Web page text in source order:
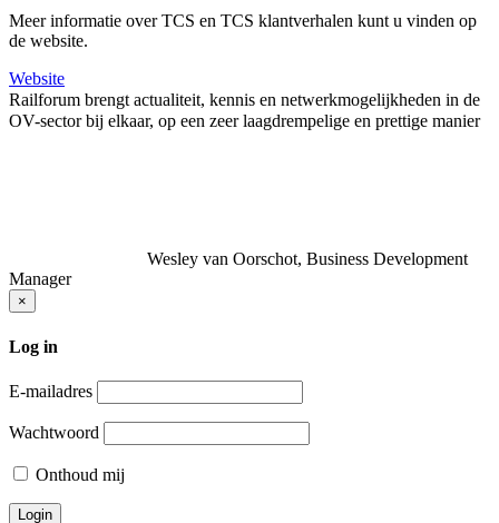
Meer informatie over TCS en TCS klantverhalen kunt u vinden op
de website.
Website
Railforum brengt actualiteit, kennis en netwerkmogelijkheden in de
OV-sector bij elkaar, op een zeer laagdrempelige en prettige manier
Wesley van Oorschot, Business Development
Manager
×
Log in
E-mailadres
Wachtwoord
Onthoud mij